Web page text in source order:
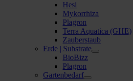
Hesi
Mykorrhiza
Plagron
Terra Aquatica (GHE)
Zauberstaub
Erde | Substrate
BioBizz
Plagron
Gartenbedarf